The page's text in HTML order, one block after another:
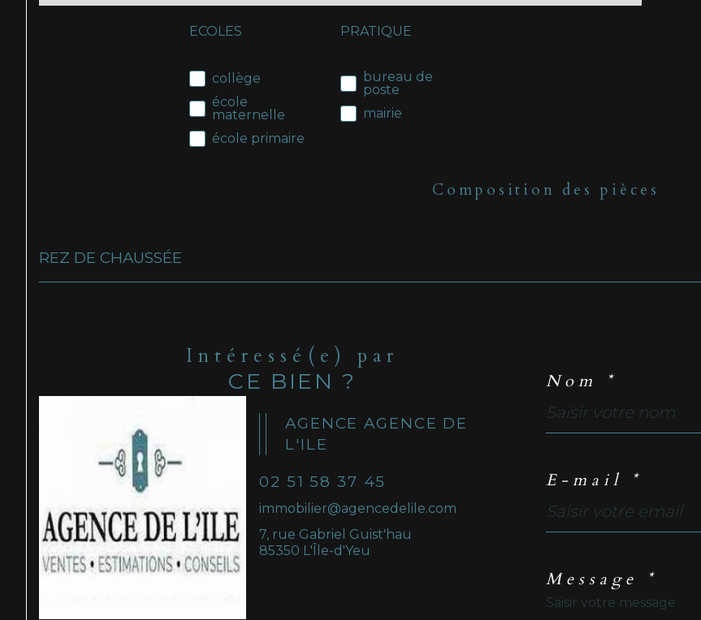
ECOLES
collège
école
maternelle
école primaire
PRATIQUE
bureau de
poste
mairie
Composition des pièces
REZ DE CHAUSSÉE
Intéressé(e) par
CE BIEN ?
AGENCE AGENCE DE
L'ILE
02 51 58 37 45
immobilier@agencedelile.com
7, rue Gabriel Guist'hau
85350 L'Île-d'Yeu
Nom *
E-mail *
Message *